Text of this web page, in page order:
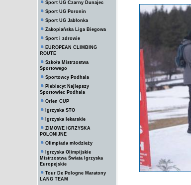
Sport UG Czarny Dunajec
Sport UG Poronin
Sport UG Jabłonka
Zakopiańska Liga Biegowa
Sport i zdrowie
EUROPEAN CLIMBING
ROUTE
Szkoła Mistrzostwa
Sportowego
Sportowcy Podhala
Plebiscyt Najlepszy
Sportowiec Podhala
Orlen CUP
Igrzyska STO
Igrzyska lekarskie
ZIMOWE IGRZYSKA
POLONIJNE
Olimpiada młodzieży
Igrzyska Olimpijskie
Mistrzostwa Świata Igrzyska
Europejskie
Tour De Pologne Maratony
LANG TEAM